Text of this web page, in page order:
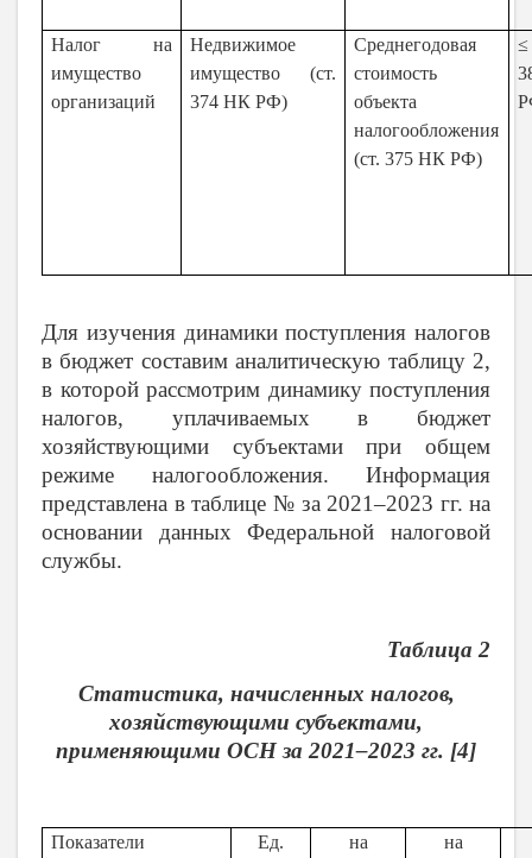
Налог на
имущество
организаций
Недвижимое
имущество (ст.
374 НК РФ)
Среднегодовая
стоимость
объекта
налогообложения
(ст. 375 НК РФ)
≤
Для изучения динамики поступления налогов
в бюджет составим аналитическую таблицу 2,
в которой рассмотрим динамику поступления
налогов, уплачиваемых в бюджет
хозяйствующими субъектами при общем
режиме налогообложения. Информация
представлена в таблице № за 2021–2023 гг. на
основании данных Федеральной налоговой
службы.
Таблица 2
Статистика, начисленных налогов,
хозяйствующими субъектами,
применяющими ОСН за 2021–2023 гг. [4]
Показатели
Ед.
на на